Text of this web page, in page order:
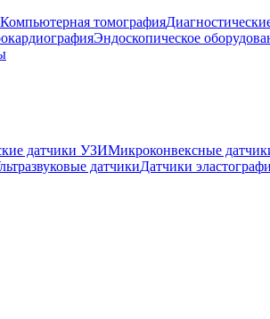
Компьютерная томография
Эндоскопическое
датчики УЗИМикроконвексные
датчикиДатчики